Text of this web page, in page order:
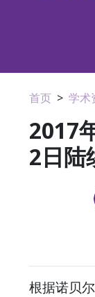
首页 > 学术
2017
2日陆
根据诺贝